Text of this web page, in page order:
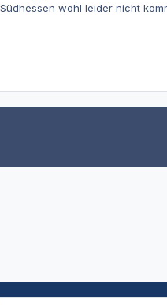
wohl leider nicht